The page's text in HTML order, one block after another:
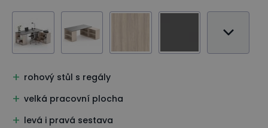
rohový stůl s regály
velká pracovní plocha
levá i pravá sestava